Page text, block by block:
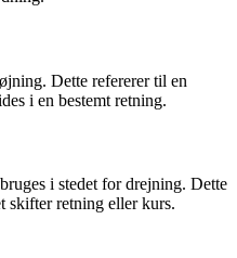
Dette refererer til en
i en bestemt retning.
i stedet for drejning. Dette
skifter retning eller kurs.